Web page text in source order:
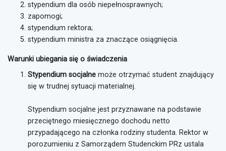
stypendium dla osób niepełnosprawnych;
zapomogi;
stypendium rektora;
stypendium ministra za znaczące osiągnięcia.
Warunki ubiegania się o świadczenia
Stypendium socjalne może otrzymać student znajdujący
się w trudnej sytuacji materialnej.
Stypendium socjalne jest przyznawane na podstawie
przeciętnego miesięcznego dochodu netto
przypadającego na członka rodziny studenta. Rektor w
porozumieniu z Samorządem Studenckim PRz ustala